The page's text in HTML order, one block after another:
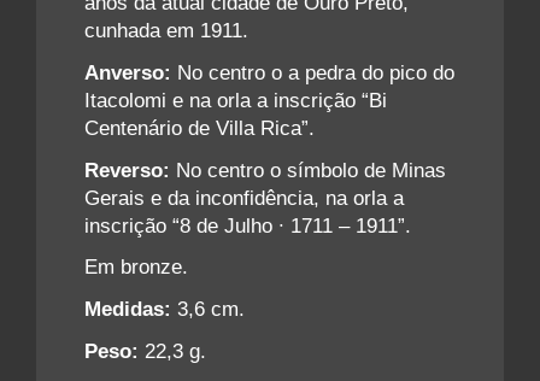
cunhada em 1911.
Anverso: No centro o a pedra do pico do
Itacolomi e na orla a inscrição “Bi
Centenário de Villa Rica”.
Reverso: No centro o símbolo de Minas
Gerais e da inconfidência, na orla a
inscrição “8 de Julho ∙ 1711 – 1911”.
Em bronze.
Medidas: 3,6 cm.
Peso: 22,3 g.